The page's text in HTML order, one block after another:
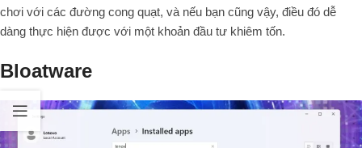
chơi với các đường cong quạt, và nếu bạn cũng vậy, điều đó dễ
dàng thực hiện được với một khoản đầu tư khiêm tốn.
Bloatware